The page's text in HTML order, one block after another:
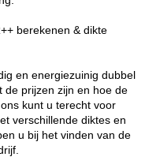
berekenen & dikte
en energiezuinig dubbel
de prijzen zijn en hoe de
kunt u terecht voor
verschillende diktes en
u bij het vinden van de